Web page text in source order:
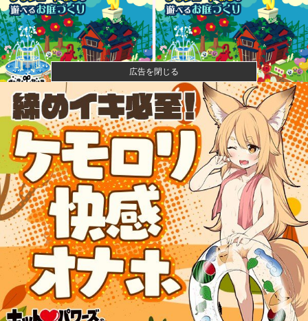
【画像】石川佳純さん(31)の体、エッッッッッッッッッ
ッッッ...
成人向けゲーム『ヤリステ メスブター』開発者絶望、
銀行がst...
【速報】ジャンポケ斎藤、求刑7年で逝く。実刑確実か
広告を閉じる